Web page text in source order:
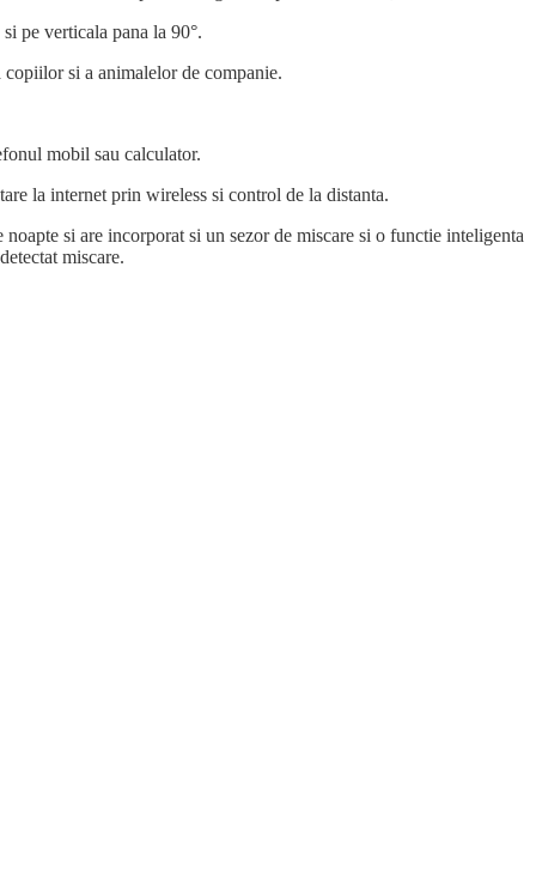
pe verticala pana la 90°.
copiilor si a animalelor de companie.
mobil sau calculator.
la internet prin wireless si control de la distanta.
si are incorporat si un sezor de miscare si o functie inteligenta
miscare.